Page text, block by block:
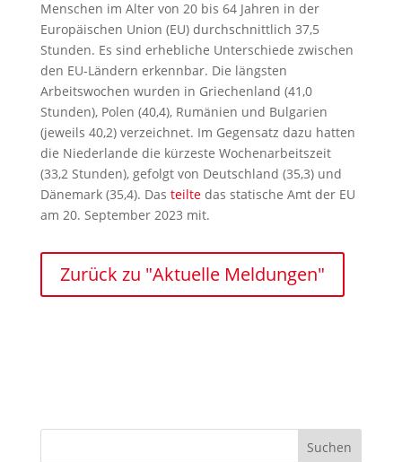
Menschen im Alter von 20 bis 64 Jahren in der
Europäischen Union (EU) durchschnittlich 37,5
Stunden. Es sind erhebliche Unterschiede zwischen
den EU-Ländern erkennbar. Die längsten
Arbeitswochen wurden in Griechenland (41,0
Stunden), Polen (40,4), Rumänien und Bulgarien
(jeweils 40,2) verzeichnet. Im Gegensatz dazu hatten
die Niederlande die kürzeste Wochenarbeitszeit
(33,2 Stunden), gefolgt von Deutschland (35,3) und
Dänemark (35,4). Das teiltedas statische Amt der EU
am 20. September 2023 mit.
Zurück zu "Aktuelle Meldungen"